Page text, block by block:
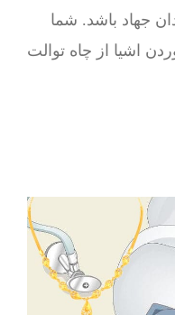
جهاد باشد. شما
اشیا از چاه توالت